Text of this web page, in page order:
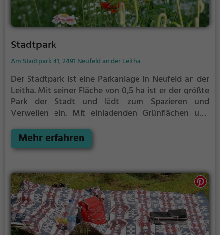
Stadtpark
Am Stadtpark 41, 2491 Neufeld an der Leitha
Der Stadtpark ist eine Parkanlage in Neufeld an der
Leitha.Mit seiner Fläche von 0,5 ha ist er der größte
Park der Stadt und lädt zum Spazieren und
Verweilen ein. Mit einladenden Grünflächen und
Möglichkeiten zur Entspannung.
Mehr erfahren